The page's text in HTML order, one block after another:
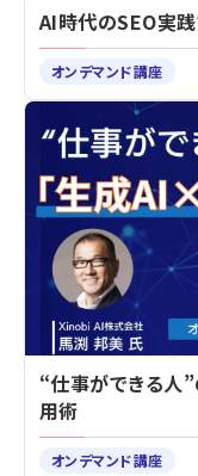
AI時代のSEO実
オンデマンド講座
“仕事ができる人
用術
オンデマンド講座